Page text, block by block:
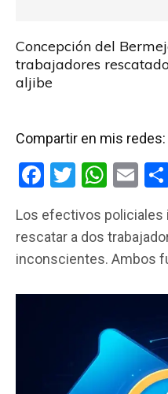
Concepción del
trabajadores
aljibe
Compartir en mis redes:
F
ce
b
o
T
tt
er
W
at
s
p
p
E
ail
Los efectivos policiales
rescatar a dos
inconscientes. Ambos